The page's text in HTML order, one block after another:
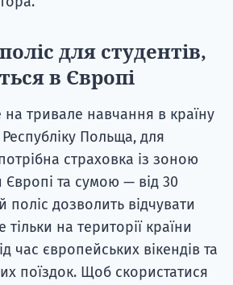
для студентів,
в Європі
на тривале навчання в країну
Польща, для
страховка із зоною
Європі та сумою — від 30
поліс дозволить відчувати
тільки на території країни
час європейських вікендів та
поїздок. Щоб скористатися